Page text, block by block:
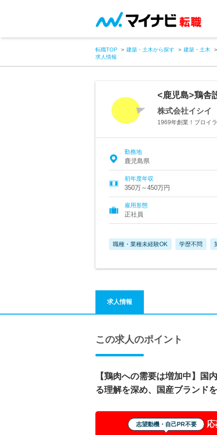
転職TOP 建築・土木から探す
建築・土木
求人情報
<鹿児島>鶏舎
株式会社イシイ
1969年創業！ブロイ
勤務地
鹿児島県
初年度年収
350万～450万円
雇用形態
正社員
職種・業種未経験OK 学歴不問
求人情報
この求人のポイント
【鶏肉への需要は増加中】国
る理解を深め、国産ブランド
志望動機・自己PR不要